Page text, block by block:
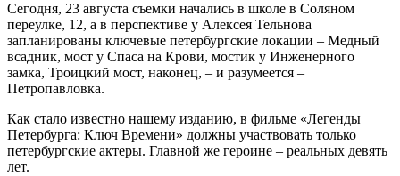
Сегодня, 23 августа съемки начались в школе в Соляном
переулке, 12, а в перспективе у Алексея Тельнова
запланированы ключевые петербургские локации – Медный
всадник, мост у Спаса на Крови, мостик у Инженерного
замка, Троицкий мост, наконец, – и разумеется –
Петропавловка.
Как стало известно нашему изданию, в фильме «Легенды
Петербурга: Ключ Времени» должны участвовать только
петербургские актеры. Главной же героине – реальных девять
лет.